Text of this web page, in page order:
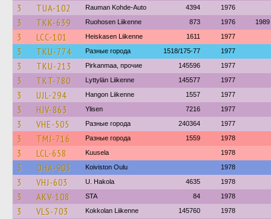
3 TUA-102 Rauman Kohde-Auto 4394 1976
3 TKK-639 Ruohosen Liikenne 873 1976 1989
3 LCC-101 Heiskasen Liikenne 1611 1977
3 TKU-774 Разные города 1518/175-77 1977
3 TKU-213 Pirkanmaa, прочие 145596 1977
3 TKT-780 Lyttylän Liikenne 145577 1977
3 UJL-294 Hangon Liikenne 1557 1977
3 HJV-863 Ylisen 7216 1977
3 VHE-505 Разные города 240364 1977
3 TMJ-716 Разные города 1559 1978
3 LCL-658 Kuusela 1978
3 OHA-903 Koiviston Oulu 1978
3 VHJ-603 U. Hakola 4635 1978
3 AKV-108 STA 84 1978
3 VLS-703 Kokkolan Liikenne 145760 1978